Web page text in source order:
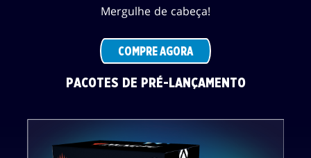
Mergulhe de cabeça!
COMPRE AGORA
PACOTES DE PRÉ-LANÇAMENTO